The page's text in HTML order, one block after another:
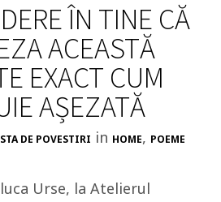
ÎN TINE CĂ
ACEASTĂ
EXACT CUM
AȘEZATĂ
DE POVESTIRI in HOME, POEME
Urse, la Atelierul